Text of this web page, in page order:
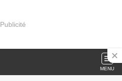
Publicité
MENU